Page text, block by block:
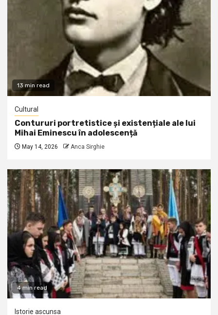
13 min read
Cultural
Contururi portretistice și existențiale ale lui
Mihai Eminescu în adolescență
May 14, 2026 Anca Sirghie
4 min read
Istorie ascunsa